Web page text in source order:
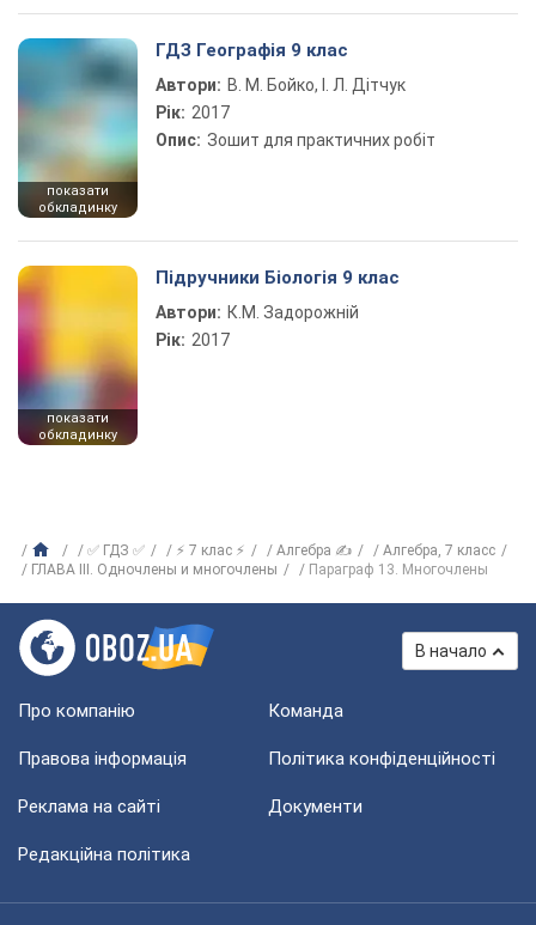
показати
обкладинку
ГДЗ Географія 9 клас
Автори: В. М. Бойко, І. Л. Дітчук
Рік: 2017
Опис: Зошит для практичних робіт
показати
обкладинку
Підручники Біологія 9 клас
Автори: К.М. Задорожній
Рік: 2017
✅ ГДЗ ✅ ⚡ 7 клас ⚡ Алгебра ✍
Алгебра, 7 класс
ГЛАВА ІІІ. Одночлены и многочлены
Параграф 13. Многочлены
В начало
Про компанію Команда
Правова інформація Політика конфіденційності
Реклама на сайті Документи
Редакційна політика